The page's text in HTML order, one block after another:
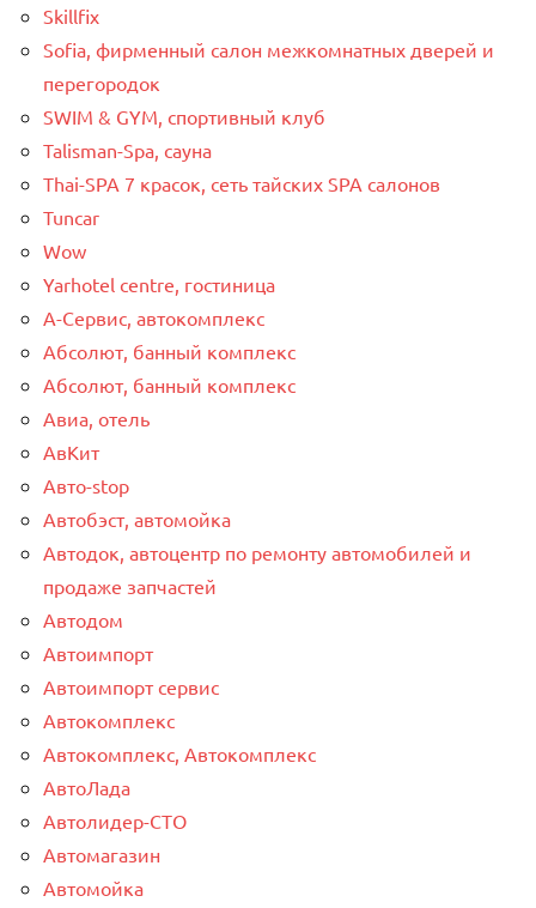
Skillfix
Sofia, фирменный салон межкомнатных дверей и
перегородок
SWIM & GYM, спортивный клуб
Talisman-Spa, сауна
Thai-SPA 7 красок, сеть тайских SPA салонов
Tuncar
Wow
Yarhotel centre, гостиница
А-Сервис, автокомплекс
Абсолют, банный комплекс
Абсолют, банный комплекс
Авиа, отель
АвКит
Авто-stop
Автобэст, автомойка
Автодок, автоцентр по ремонту автомобилей и
продаже запчастей
Автодом
Автоимпорт
Автоимпорт сервис
Автокомплекс
Автокомплекс, Автокомплекс
АвтоЛада
Автолидер-СТО
Автомагазин
Автомойка